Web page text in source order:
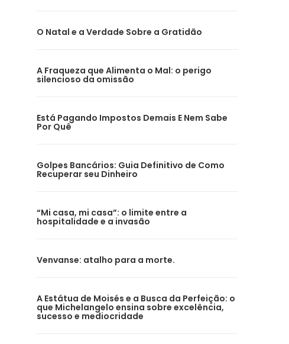
O Natal e a Verdade Sobre a Gratidão
A Fraqueza que Alimenta o Mal: o perigo
silencioso da omissão
Está Pagando Impostos Demais E Nem Sabe
Por Quê
Golpes Bancários: Guia Definitivo de Como
Recuperar seu Dinheiro
“Mi casa, mi casa”: o limite entre a
hospitalidade e a invasão
Venvanse: atalho para a morte.
A Estátua de Moisés e a Busca da Perfeição: o
que Michelangelo ensina sobre excelência,
sucesso e mediocridade